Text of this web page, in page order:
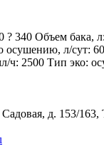
? 340 Объем бака, л:
осушению, л/сут: 60
ч: 2500 Тип эко:
д. 153/